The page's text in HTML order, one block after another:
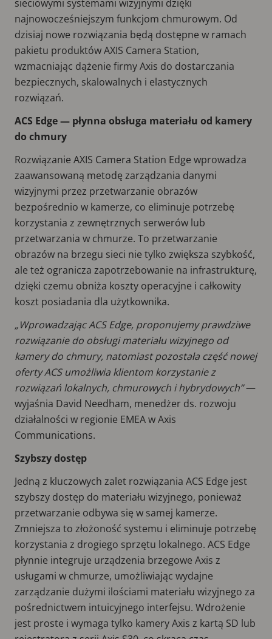
sieciowymi systemami wizyjnymi dzięki
najnowocześniejszym funkcjom chmurowym. Od
dzisiaj nowe rozwiązania będą dostępne w ramach
pakietu produktów AXIS Camera Station,
wzmacniając dążenie firmy Axis do dostarczania
bezpiecznych, skalowalnych i elastycznych
rozwiązań.
ACS Edge — płynna obsługa materiału od kamery
do chmury
Rozwiązanie AXIS Camera Station Edge wprowadza
zaawansowaną metodę zarządzania danymi
wizyjnymi przez przetwarzanie obrazów
bezpośrednio w kamerze, co eliminuje potrzebę
korzystania z zewnętrznych serwerów lub
przetwarzania w chmurze. To przetwarzanie
obrazów na brzegu sieci nie tylko zwiększa szybkość,
ale też ogranicza zapotrzebowanie na infrastrukturę,
dzięki czemu obniża koszty operacyjne i całkowity
koszt posiadania dla użytkownika.
„Wprowadzając ACS Edge, proponujemy prawdziwe
rozwiązanie do obsługi materiału wizyjnego od
kamery do chmury, natomiast pozostała część nowej
oferty ACS umożliwia klientom korzystanie z
rozwiązań lokalnych, chmurowych i hybrydowych”—
wyjaśnia David Needham, menedżer ds. rozwoju
działalności w regionie EMEA w Axis
Communications.
Szybszy dostęp
Jedną z kluczowych zalet rozwiązania ACS Edge jest
szybszy dostęp do materiału wizyjnego, ponieważ
przetwarzanie odbywa się w samej kamerze.
Zmniejsza to złożoność systemu i eliminuje potrzebę
korzystania z drogiego sprzętu lokalnego. ACS Edge
płynnie integruje urządzenia brzegowe Axis z
usługami w chmurze, umożliwiając wydajne
zarządzanie dużymi ilościami materiału wizyjnego za
pośrednictwem intuicyjnego interfejsu. Wdrożenie
jest proste i wymaga tylko kamery Axis z kartą SD lub